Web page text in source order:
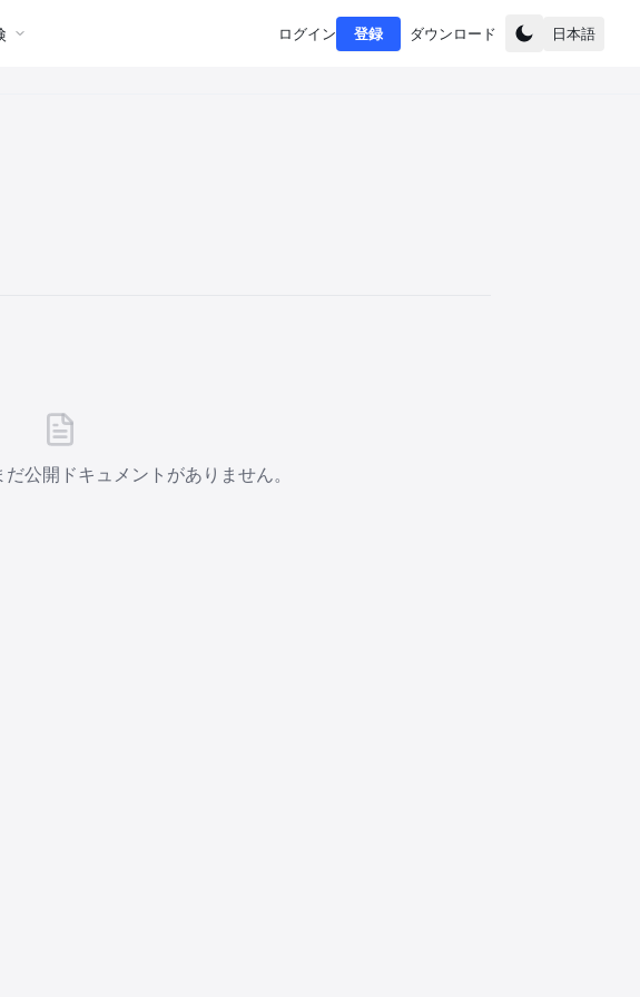
ログイン 登録 ダウンロード 日本語
公開ドキュメントがありません。